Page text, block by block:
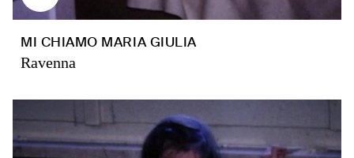
MI CHIAMO MARIA GIULIA
Ravenna